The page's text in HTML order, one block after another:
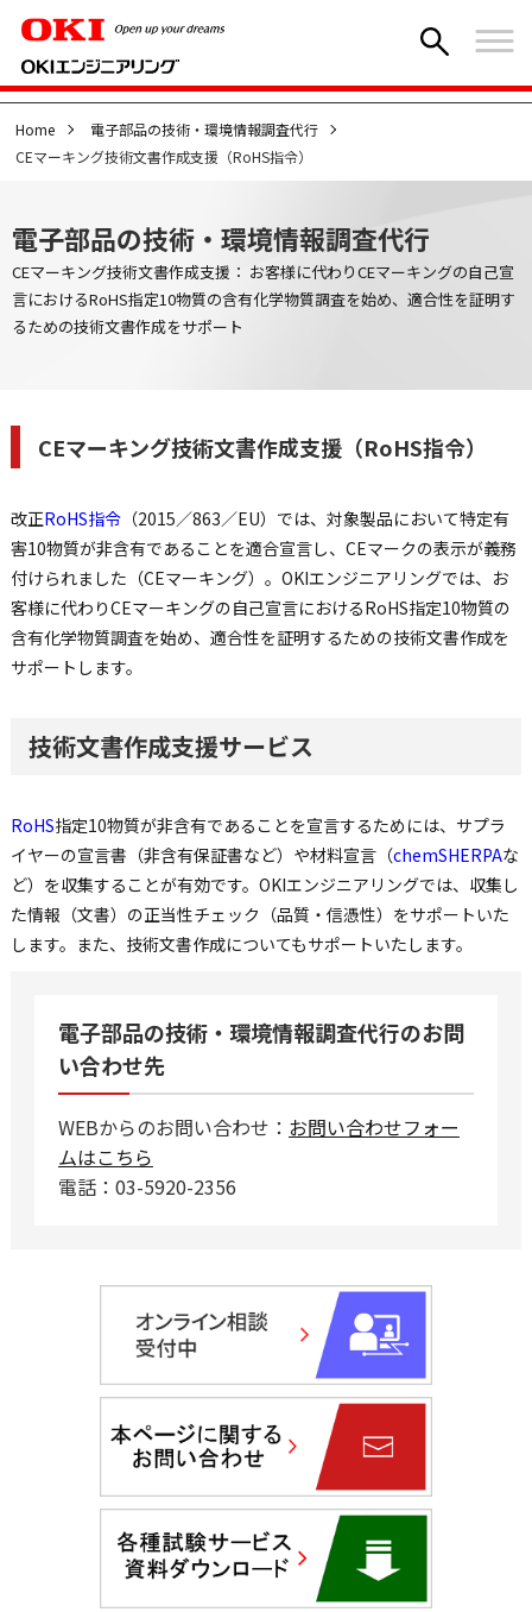
Home
電子部品の技術・環境情報調査代行
CEマーキング技術文書作成支援（RoHS指令）
電子部品の技術・環境情報調査代行
CEマーキング技術文書作成支援： お客様に代わりCEマーキングの自己宣
言におけるRoHS指定10物質の含有化学物質調査を始め、適合性を証明す
るための技術文書作成をサポート
CEマーキング技術文書作成支援（RoHS指令）
改正RoHS指令（2015／863／EU）では、対象製品において特定有
害10物質が非含有であることを適合宣言し、CEマークの表示が義務
付けられました（CEマーキング）。OKIエンジニアリングでは、お
客様に代わりCEマーキングの自己宣言におけるRoHS指定10物質の
含有化学物質調査を始め、適合性を証明するための技術文書作成を
サポートします。
技術文書作成支援サービス
RoHS指定10物質が非含有であることを宣言するためには、サプラ
イヤーの宣言書（非含有保証書など）や材料宣言（chemSHERPAな
ど）を収集することが有効です。OKIエンジニアリングでは、収集し
た情報（文書）の正当性チェック（品質・信憑性）をサポートいた
します。また、技術文書作成についてもサポートいたします。
電子部品の技術・環境情報調査代行のお問
い合わせ先
WEBからのお問い合わせ： お問い合わせフォー
ムはこちら
電話：03-5920-2356